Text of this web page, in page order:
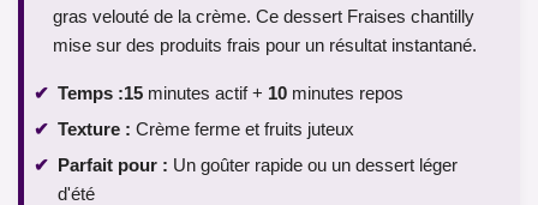
gras velouté de la crème. Ce dessert Fraises chantilly
mise sur des produits frais pour un résultat instantané.
Temps :15 minutes actif + 10 minutes repos
Texture : Crème ferme et fruits juteux
Parfait pour : Un goûter rapide ou un dessert léger
d'été